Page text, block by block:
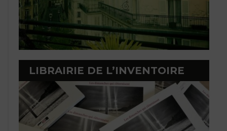
LIBRAIRIE DE L’INVENTOIRE